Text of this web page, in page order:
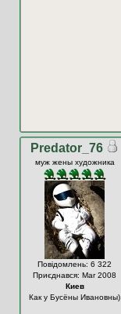
Predator_76
муж жены художника
Повідомлень: 6 322
Приєднався: Mar 2008
Киев
Как у Бусёны Ивановны)